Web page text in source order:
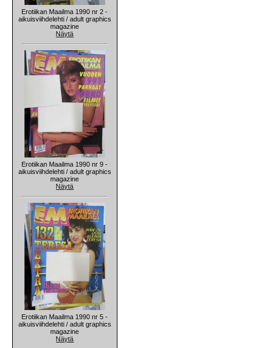
Erotiikan Maailma 1990 nr 2 -
aikuisviihdelehti / adult graphics
magazine
Näytä
Erotiikan Maailma 1990 nr 9 -
aikuisviihdelehti / adult graphics
magazine
Näytä
Erotiikan Maailma 1990 nr 5 -
aikuisviihdelehti / adult graphics
magazine
Näytä